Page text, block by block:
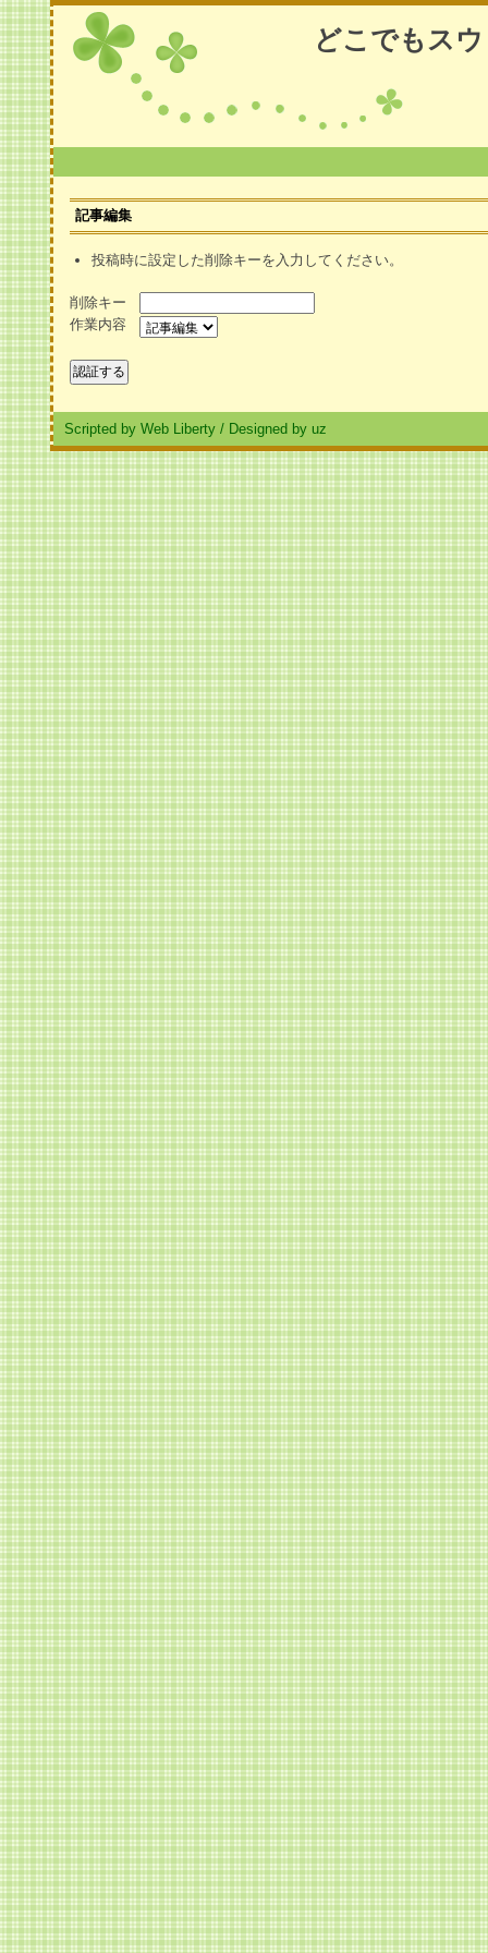
どこでもス
記事編集
投稿時に設定した削除キーを入力してください。
削除キー
作業内容
Scripted by Web Liberty / Designed by uz